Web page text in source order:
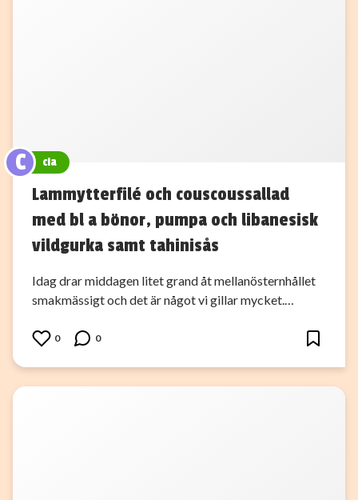
C cia
Lammytterfilé och couscoussallad
med bl a bönor, pumpa och libanesisk
vildgurka samt tahinisås
Idag drar middagen litet grand åt mellanösternhållet
smakmässigt och det är något vi gillar mycket.…
0 0